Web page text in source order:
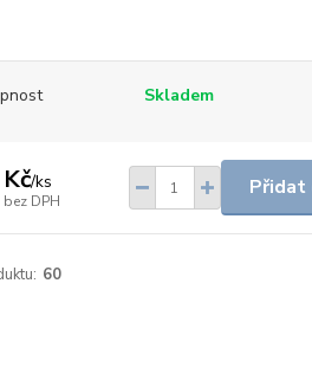
Skladem
/ks
bez DPH
Přidat
60